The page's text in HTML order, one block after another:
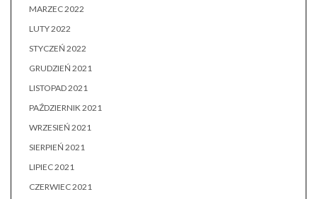
MARZEC 2022
LUTY 2022
STYCZEŃ 2022
GRUDZIEŃ 2021
LISTOPAD 2021
PAŹDZIERNIK 2021
WRZESIEŃ 2021
SIERPIEŃ 2021
LIPIEC 2021
CZERWIEC 2021